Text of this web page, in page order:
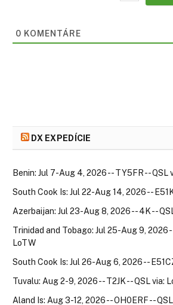
0 KOMENTÁRE
DX EXPEDÍCIE
Benin: Jul 7-Aug 4, 2026 -- TY5FR -- QSL
South Cook Is: Jul 22-Aug 14, 2026 --
Azerbaijan: Jul 23-Aug 8, 2026 -- 4K --
Trinidad and Tobago: Jul 25-Aug 9, 2026
LoTW
South Cook Is: Jul 26-Aug 6, 2026 --
Tuvalu: Aug 2-9, 2026 -- T2JK -- QSL via:
Aland Is: Aug 3-12, 2026 -- OH0ERF --